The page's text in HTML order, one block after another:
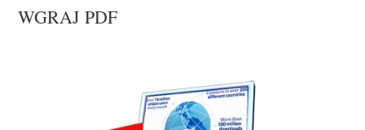
WGRAJ PDF